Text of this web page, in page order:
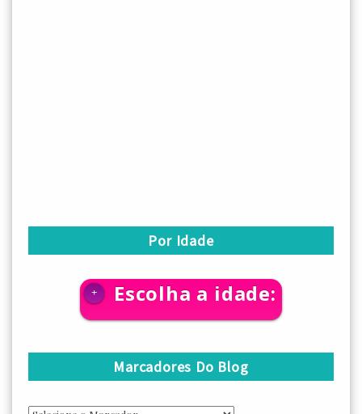
Por Idade
+ Escolha a idade:
Marcadores Do Blog